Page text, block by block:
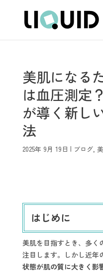
美肌になる
は血圧測定
が導く新し
法
2025年 9月 19日 | ブログ,
はじめに
美肌を目指すとき、多く
注目します。しかし近年
状態が肌の質に大きく影